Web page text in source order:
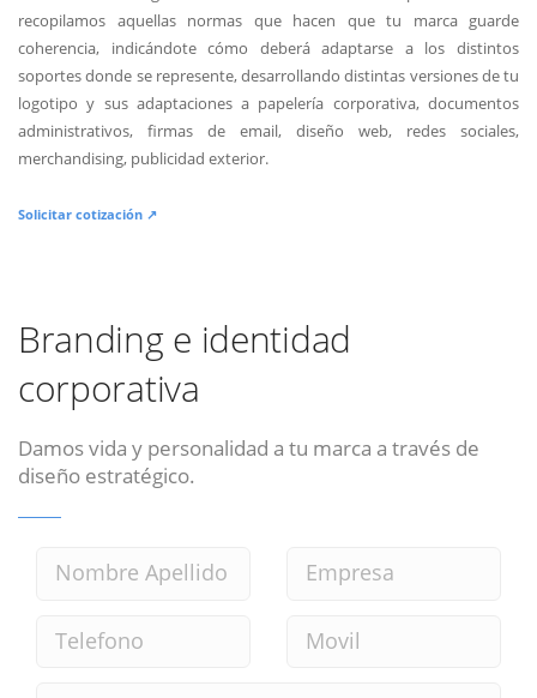
recopilamos aquellas normas que hacen que tu marca guarde
coherencia, indicándote cómo deberá adaptarse a los distintos
soportes donde se represente, desarrollando distintas versiones de tu
logotipo y sus adaptaciones a papelería corporativa, documentos
administrativos, firmas de email, diseño web, redes sociales,
merchandising, publicidad exterior.
Solicitar cotización ↗
Branding e identidad
corporativa
Damos vida y personalidad a tu marca a través de
diseño estratégico.